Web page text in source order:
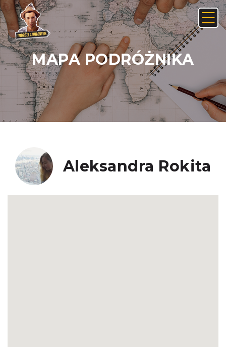
MAPA PODRÓŻNIKA
Aleksandra Rokita
Anuluj Usuń
Nie, anuluj Tak, usuń
JAK ZNALEŹĆ LINK NA ANDROIDZIE: